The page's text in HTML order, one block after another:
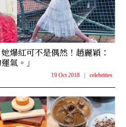
爆紅可不是偶然！趙麗穎：
氣。」
19 Oct 2018 celebrities